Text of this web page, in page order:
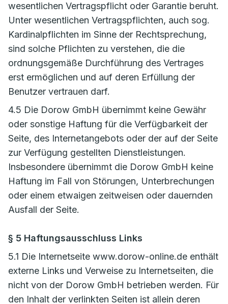
wesentlichen Vertragspflicht oder Garantie beruht.
Unter wesentlichen Vertragspflichten, auch sog.
Kardinalpflichten im Sinne der Rechtsprechung,
sind solche Pflichten zu verstehen, die die
ordnungsgemäße Durchführung des Vertrages
erst ermöglichen und auf deren Erfüllung der
Benutzer vertrauen darf.
4.5 Die Dorow GmbH übernimmt keine Gewähr
oder sonstige Haftung für die Verfügbarkeit der
Seite, des Internetangebots oder der auf der Seite
zur Verfügung gestellten Dienstleistungen.
Insbesondere übernimmt die Dorow GmbH keine
Haftung im Fall von Störungen, Unterbrechungen
oder einem etwaigen zeitweisen oder dauernden
Ausfall der Seite.
§ 5 Haftungsausschluss Links
5.1 Die Internetseite www.dorow-online.de enthält
externe Links und Verweise zu Internetseiten, die
nicht von der Dorow GmbH betrieben werden. Für
den Inhalt der verlinkten Seiten ist allein deren